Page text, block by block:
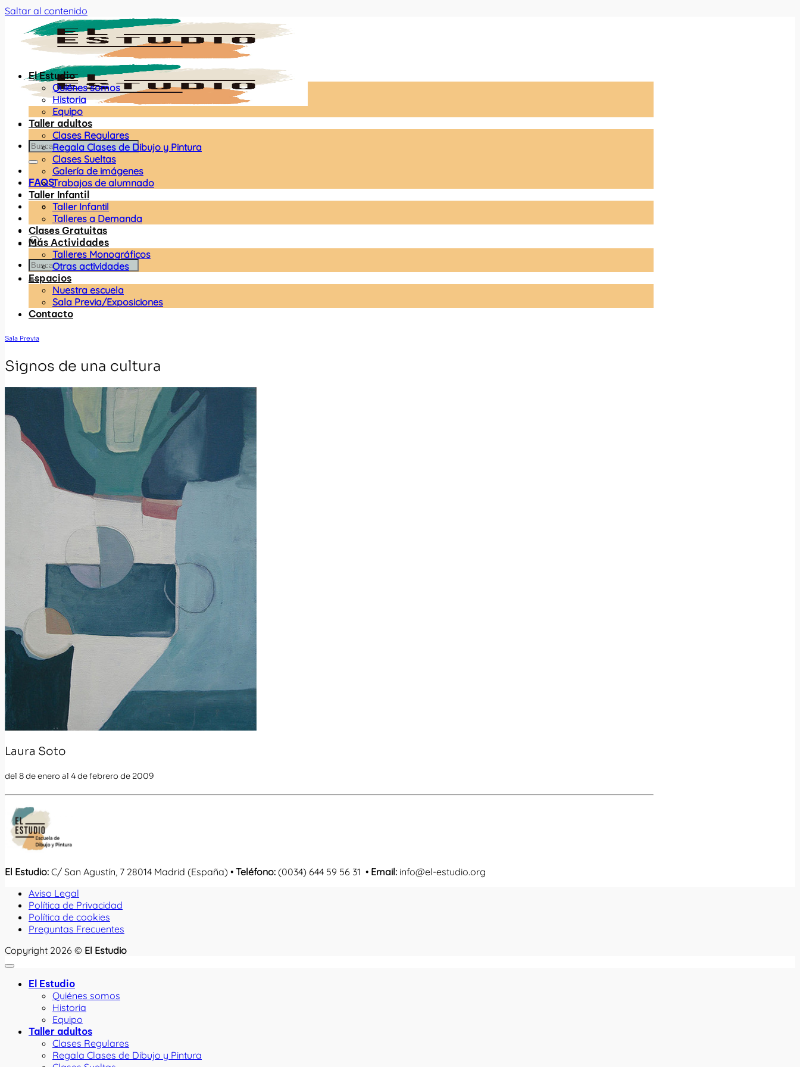
Saltar al contenido
FAQS
El Estudio
Quiénes somos
Historia
Equipo
Taller adultos
Clases Regulares
Regala Clases de Dibujo y Pintura
Clases Sueltas
Galería de imágenes
Trabajos de alumnado
Taller Infantil
Taller Infantil
Talleres a Demanda
Clases Gratuitas
Más Actividades
Talleres Monográficos
Otras actividades
Espacios
Nuestra escuela
Sala Previa/Exposiciones
Contacto
Sala Previa
Signos de una cultura
Laura Soto
del 8 de enero al 4 de febrero de 2009
El Estudio: C/ San Agustín, 7 28014 Madrid (España) • Teléfono: (0034) 644 59 56 31 • Email: info@el-estudio.org
Aviso Legal
Política de Privacidad
Política de cookies
Preguntas Frecuentes
Copyright 2026 © El Estudio
El Estudio
Quiénes somos
Historia
Equipo
Taller adultos
Clases Regulares
Regala Clases de Dibujo y Pintura